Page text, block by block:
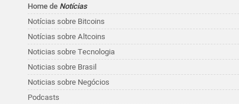
Home de Notícias
Notícias sobre Bitcoins
Notícias sobre Altcoins
Noticias sobre Tecnologia
Noticias sobre Brasil
Noticias sobre Negócios
Podcasts